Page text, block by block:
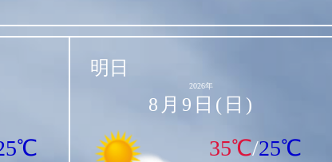
明日
2026年
8月9日(日)
35℃/25℃